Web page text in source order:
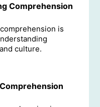
Comprehension
is
culture.